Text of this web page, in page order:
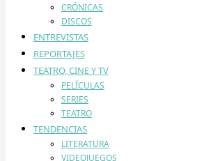
CRÓNICAS
DISCOS
ENTREVISTAS
REPORTAJES
TEATRO, CINE Y TV
PELÍCULAS
SERIES
TEATRO
TENDENCIAS
LITERATURA
VIDEOJUEGOS